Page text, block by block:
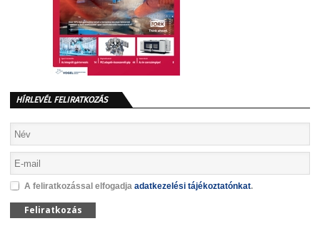
HÍRLEVÉL FELIRATKOZÁS
A feliratkozással elfogadja adatkezelési tájékoztatónkat.
Feliratkozás